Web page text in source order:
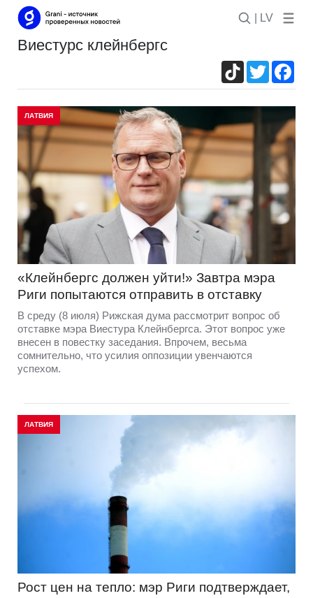
| LV
Виестурс клейнбергс
TikTokTwitter
ЛАТВИЯ
«Клейнбергс должен уйти!» Завтра мэра
Риги попытаются отправить в отставку
В среду (8 июля) Рижская дума рассмотрит вопрос об
отставке мэра Виестура Клейнбергса. Этот вопрос уже
внесен в повестку заседания. Впрочем, весьма
сомнительно, что усилия оппозиции увенчаются
успехом.
ЛАТВИЯ
Рост цен на тепло: мэр Риги подтверждает,